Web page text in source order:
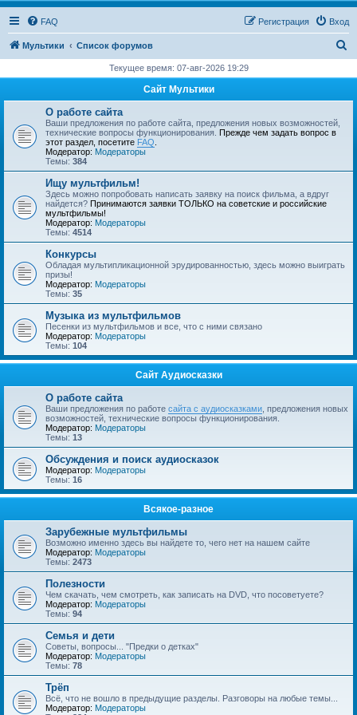
FAQ Вход
Регистрация
Мультики Список форумов
с
Текущее время: 07-авг-2026 19:29
Сайт Мультики
О работе сайта
Ваши предложения по работе сайта, предложения новых возможностей,
технические вопросы функционирования. Прежде чем задать вопрос в
этот раздел, посетите FAQ
Модератор: Модераторы
Темы: 384
Ищу мультфильм!
Здесь можно попробовать написать заявку на поиск фильма, а вдруг
найдется? Принимаются заявки ТОЛЬКО на советские и российские
мультфильмы!
Модератор: Модераторы
Темы: 4514
Конкурсы
Обладая мультипликационной эрудированностью, здесь можно выиграть
призы!
Модератор: Модераторы
Темы: 35
Музыка из мультфильмов
Песенки из мультфильмов и все, что с ними связано
Модератор: Модераторы
Темы: 104
Сайт Аудиосказки
О работе сайта
Ваши предложения по работе сайта с аудиосказками , предложения новых
возможностей, технические вопросы функционирования.
Модератор: Модераторы
Темы: 13
Обсуждения и поиск аудиосказок
Модератор: Модераторы
Темы: 16
Всякое-разное
Зарубежные мультфильмы
Возможно именно здесь вы найдете то, чего нет на нашем сайте
Модератор: Модераторы
Темы: 2473
Полезности
Чем скачать, чем смотреть, как записать на DVD, что посоветуете?
Модератор: Модераторы
Темы: 94
Семья и дети
Советы, вопросы... "Предки о детках"
Модератор: Модераторы
Темы: 78
Трёп
Всё, что не вошло в предыдущие разделы. Разговоры на любые темы...
Модератор: Модераторы